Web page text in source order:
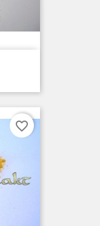
favorite_border